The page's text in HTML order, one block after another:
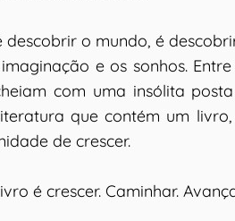
o mundo, é
e os sonhos.
com uma insólita
que contém um
de crescer.
é crescer. Caminhar.